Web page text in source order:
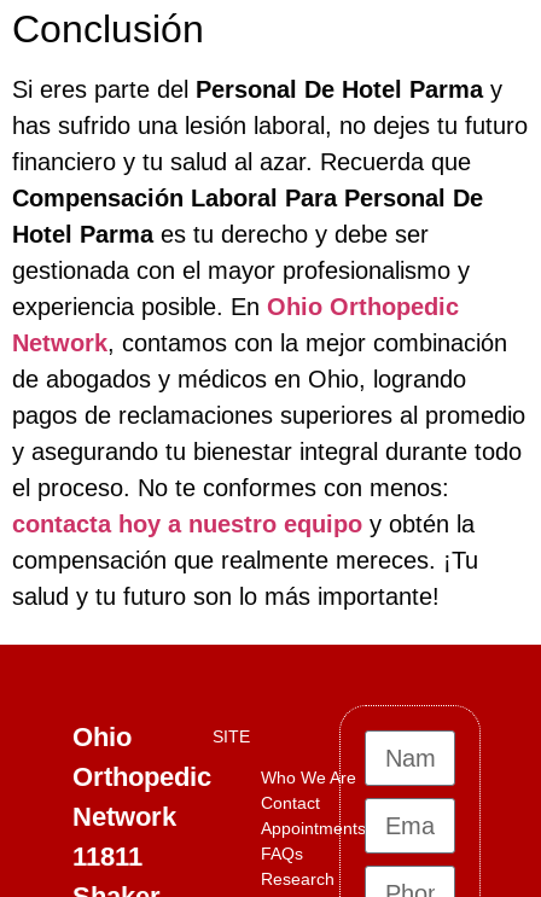
Conclusión
Si eres parte del Personal De Hotel Parmay
has sufrido una lesión laboral, no dejes tu futuro
financiero y tu salud al azar. Recuerda que
Compensación Laboral Para Personal De
Hotel Parmaes tu derecho y debe ser
gestionada con el mayor profesionalismo y
experiencia posible. En Ohio Orthopedic
Network, contamos con la mejor combinación
de abogados y médicos en Ohio, logrando
pagos de reclamaciones superiores al promedio
y asegurando tu bienestar integral durante todo
el proceso. No te conformes con menos:
contacta hoy a nuestro equipo y obtén la
compensación que realmente mereces. ¡Tu
salud y tu futuro son lo más importante!
Ohio
Orthopedic
Network
11811
SITE
Who We Are
Contact
Appointments
FAQs
Research